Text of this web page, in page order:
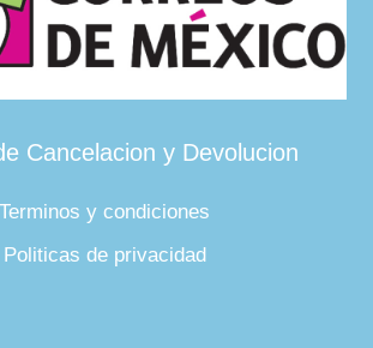
Cancelacion y Devolucion
Terminos y condiciones
Politicas de privacidad